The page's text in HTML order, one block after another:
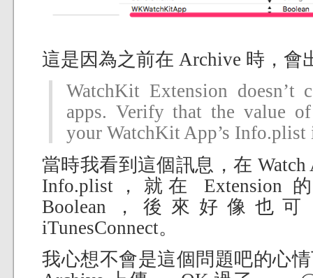
這是因為之前在 Archive 時，會
WatchKit Extension doesn’t
apps. Verify that the value
your WatchKit App’s Info.plist
當時我看到這個訊息，在 Watch
Info.plist，就在 Extension
Boolean，後來好像也
iTunesConnect。
我心想不會是這個問題吧的心